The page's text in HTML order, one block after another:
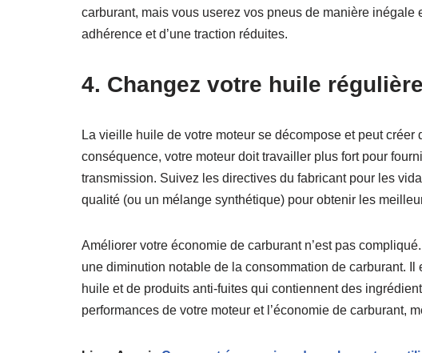
carburant, mais vous userez vos pneus de manière inégale
adhérence et d’une traction réduites.
4. Changez votre huile
La vieille huile de votre moteur se décompose et peut
conséquence, votre moteur doit travailler plus fort pour
transmission. Suivez les directives du fabricant pour les
qualité (ou un mélange synthétique) pour obtenir les
Améliorer votre économie de carburant n’est pas
une diminution notable de la consommation de carburant.
huile et de produits anti-fuites qui contiennent des
performances de votre moteur et l’économie de carburant,